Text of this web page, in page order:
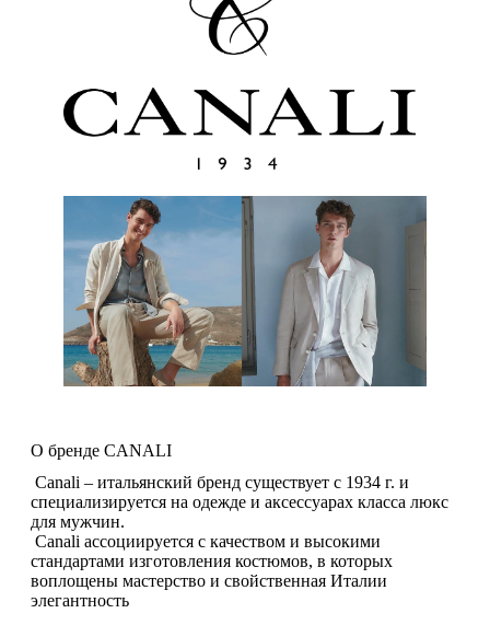
О бренде CANALI
Canali – итальянский бренд существует с 1934 г. и
специализируется на одежде и аксессуарах класса люкс
для мужчин.
Canali ассоциируется с качеством и высокими
стандартами изготовления костюмов, в которых
воплощены мастерство и свойственная Италии
элегантность